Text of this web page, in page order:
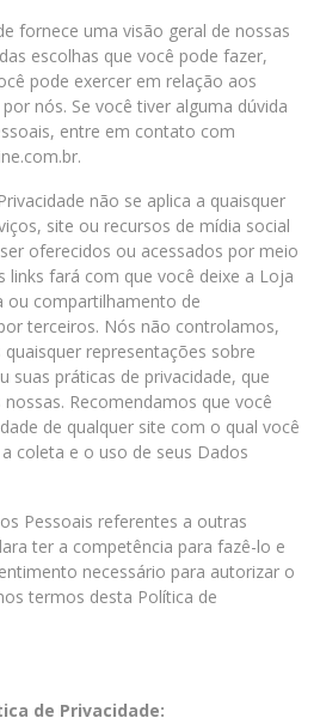
fornece uma visão geral de nossas
escolhas que você pode fazer,
pode exercer em relação aos
nós. Se você tiver alguma dúvida
entre em contato com
não se aplica a quaisquer
site ou recursos de mídia social
oferecidos ou acessados por meio
links fará com que você deixe a Loja
ou compartilhamento de
terceiros. Nós não controlamos,
representações sobre
suas práticas de privacidade, que
Recomendamos que você
de qualquer site com o qual você
coleta e o uso de seus Dados
Pessoais referentes a outras
ter a competência para fazê-lo e
necessário para autorizar o
termos desta Política de
de Privacidade: